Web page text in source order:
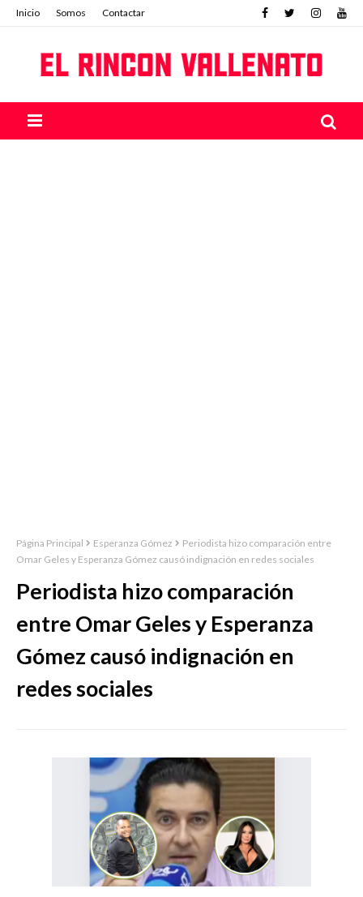
Inicio Somos Contactar
Página Principal Esperanza Gómez
Periodista hizo comparación entre
Omar Geles y Esperanza Gómez causó indignación en redes sociales
Periodista hizo comparación
entre Omar Geles y Esperanza
Gómez causó indignación en
redes sociales